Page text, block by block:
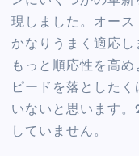
現しました。オー
かなりうまく適応し
もっと順応性を高
ピードを落とした
いないと思います
していません。